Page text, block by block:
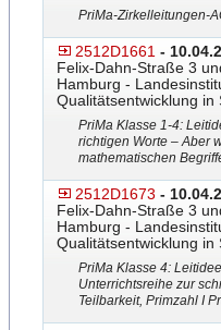
PriMa-Zirkelleitungen-
2512D1661 -
Felix-Dahn-Straße 3
Hamburg -
Qualitätsentwicklung in
PriMa Klasse 1-4:
richtigen Worte – Aber
mathematischen
2512D1673 -
Felix-Dahn-Straße 3
Hamburg -
Qualitätsentwicklung in
PriMa Klasse 4:
Unterrichtsreihe zur
Teilbarkeit, Primzahl I